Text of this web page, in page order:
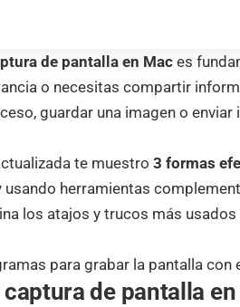
de pantalla en Mac es
o necesitas compartir
guardar una imagen o
te muestro3 formas
usando herramientas
los atajos y trucos más
para grabar la pantalla con
de pantalla